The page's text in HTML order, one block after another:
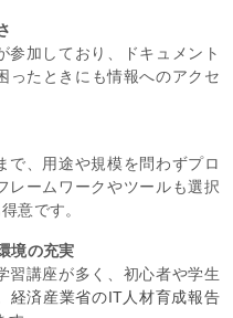
参加しており、ドキュメント
ったときにも情報へのアクセ
で、用途や規模を問わずプロ
レームワークやツールも選択
意です。
境の充実
習講座が多く、初心者や学生
経済産業省のIT人材育成報告